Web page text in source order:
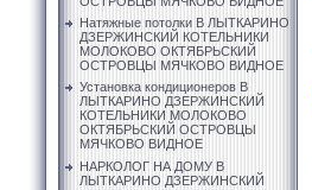
Натяжные потолки В ЛЫТКАРИНО
ДЗЕРЖИНСКИЙ КОТЕЛЬНИКИ
МОЛОКОВО ОКТЯБРЬСКИЙ
ОСТРОВЦЫ МЯЧКОВО ВИДНОЕ
Установка кондиционеров В
ЛЫТКАРИНО ДЗЕРЖИНСКИЙ
КОТЕЛЬНИКИ МОЛОКОВО
ОКТЯБРЬСКИЙ ОСТРОВЦЫ
МЯЧКОВО ВИДНОЕ
НАРКОЛОГ НА ДОМУ В
ЛЫТКАРИНО ДЗЕРЖИНСКИЙ